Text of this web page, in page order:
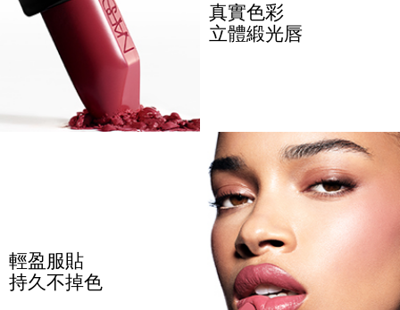
真實色彩
立體緞光唇
輕盈服貼
持久不掉色